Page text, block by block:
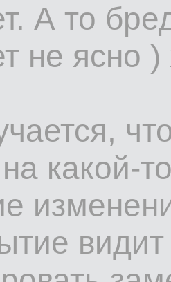
А то
не ясно
какой-